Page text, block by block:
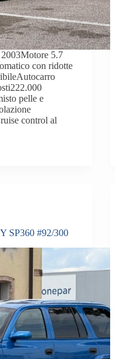
5.7
con ridotte
pelle e
control al
SP360 #92/300